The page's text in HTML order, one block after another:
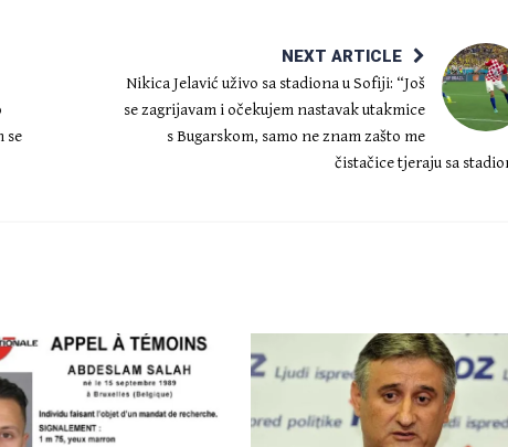
se
NEXT ARTICLE
Nikica Jelavić uživo sa stadiona u Sofiji: “Još
se zagrijavam i očekujem nastavak utakmice
s Bugarskom, samo ne znam zašto me
čistačice tjeraju sa